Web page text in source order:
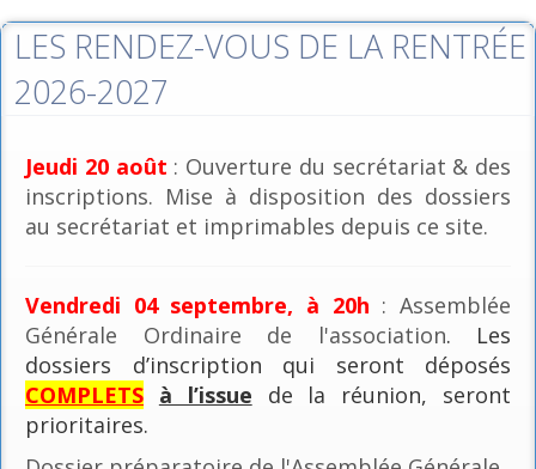
LES RENDEZ-VOUS DE LA RENTRÉE
2026-2027
Jeudi 20 août : Ouverture du secrétariat & des
inscriptions. Mise à disposition des dossiers
au secrétariat et imprimables depuis ce site.
Vendredi 04 septembre, à 20h : Assemblée
Générale Ordinaire de l'association. Les
dossiers d’inscription qui seront déposés
COMPLETS à l’issue de la réunion, seront
prioritaires.